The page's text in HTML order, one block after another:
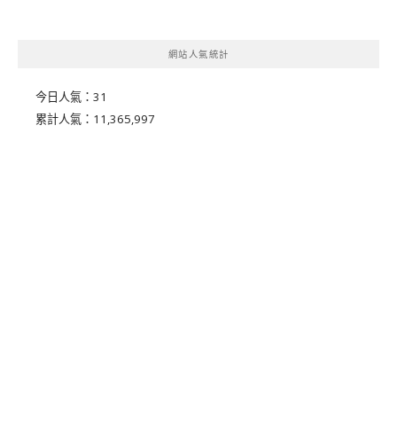
網站人氣統計
今日人氣： 31
累計人氣： 11,365,997